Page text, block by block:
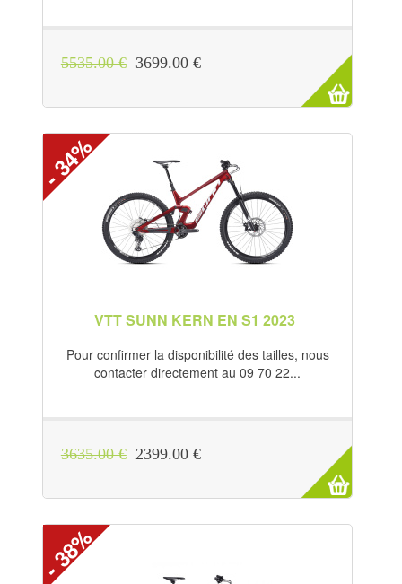
5535.00 € 3699.00 €
- 34%
VTT SUNN KERN EN S1 2023
Pour confirmer la disponibilité des tailles, nous
contacter directement au 09 70 22...
3635.00 € 2399.00 €
- 38%